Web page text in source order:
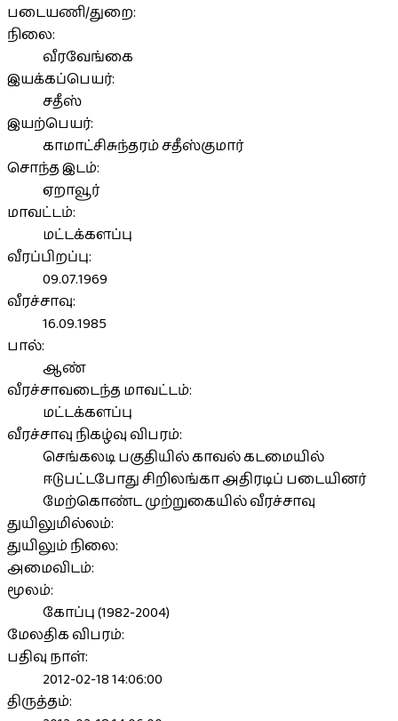
படையணி/துறை:
நிலை:
வீரவேங்கை
இயக்கப்பெயர்:
சதீஸ்
இயற்பெயர்:
காமாட்சிசுந்தரம் சதீஸ்குமார்
சொந்த இடம்:
ஏறாவூர்
மாவட்டம்:
மட்டக்களப்பு
வீரப்பிறப்பு:
09.07.1969
வீரச்சாவு:
16.09.1985
பால்:
ஆண்
வீரச்சாவடைந்த மாவட்டம்:
மட்டக்களப்பு
வீரச்சாவு நிகழ்வு விபரம்:
செங்கலடி பகுதியில் காவல் கடமையில்
ஈடுபட்டபோது சிறிலங்கா அதிரடிப் படையினர்
மேற்கொண்ட முற்றுகையில் வீரச்சாவு
துயிலுமில்லம்:
துயிலும் நிலை:
அமைவிடம்:
மூலம்:
கோப்பு (1982-2004)
மேலதிக விபரம்:
பதிவு நாள்:
2012-02-18 14:06:00
திருத்தம்: